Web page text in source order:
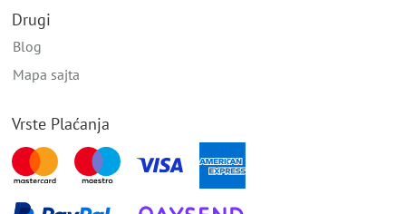
Drugi
Blog
Mapa sajta
Vrste Plaćanja